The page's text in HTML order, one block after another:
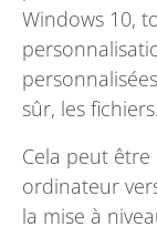
Windows 10,
sûr, les fichiers.
Cela peut être
ordinateur
la mise à